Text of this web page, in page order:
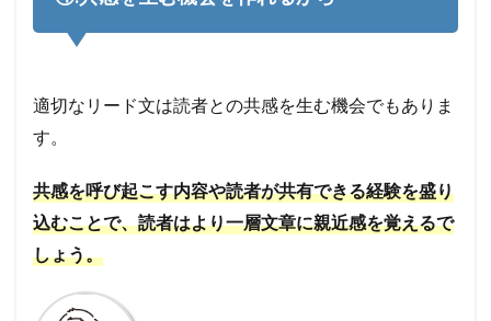
適切なリード文は読者との共感を生む機会でもありま
す。
共感を呼び起こす内容や読者が共有できる経験を盛り
込むことで、読者はより一層文章に親近感を覚えるで
しょう。